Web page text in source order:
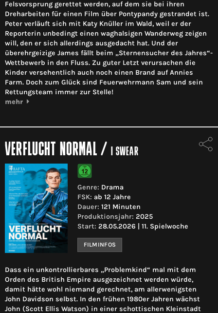
Felsvorsprung gerettet werden, auf dem sie bei ihren
Dreharbeiten für einen Film über Pontypandy gestrandet ist.
Peter verläuft sich mit Katy Knüller im Wald, weil er der
Reporterin unbedingt einen waghalsigen Wanderweg zeigen
will, den er sich allerdings ausgedacht hat. Und der
überehrgeizige James fällt beim „Sternensucher des Jahres“-
Wettbewerb in den Fluss. Zu guter Letzt verursachen die
Kinder versehentlich auch noch einen Brand auf Annies
Farm. Doch zum Glück sind Feuerwehrmann Sam und sein
Rettungsteam immer zur Stelle!
mehr
VERFLUCHT NORMAL / I SWEAR
Genre: Drama
FSK: ab 12 Jahre
Dauer: 121 Minuten
Produktionsjahr: 2025
Start: 28.05.2026 | 11. Spielwoche
FILMINFOS
Dass ein unkontrollierbares „Problemkind“ mal mit dem
Orden des British Empire ausgezeichnet werden würde,
damit hätte wohl niemand gerechnet, am allerwenigsten
John Davidson selbst. In den frühen 1980er Jahren wächst
John (Scott Ellis Watson) in einer schottischen Kleinstadt